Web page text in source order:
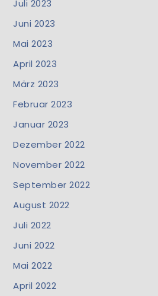
Juli 2023
Juni 2023
Mai 2023
April 2023
März 2023
Februar 2023
Januar 2023
Dezember 2022
November 2022
September 2022
August 2022
Juli 2022
Juni 2022
Mai 2022
April 2022